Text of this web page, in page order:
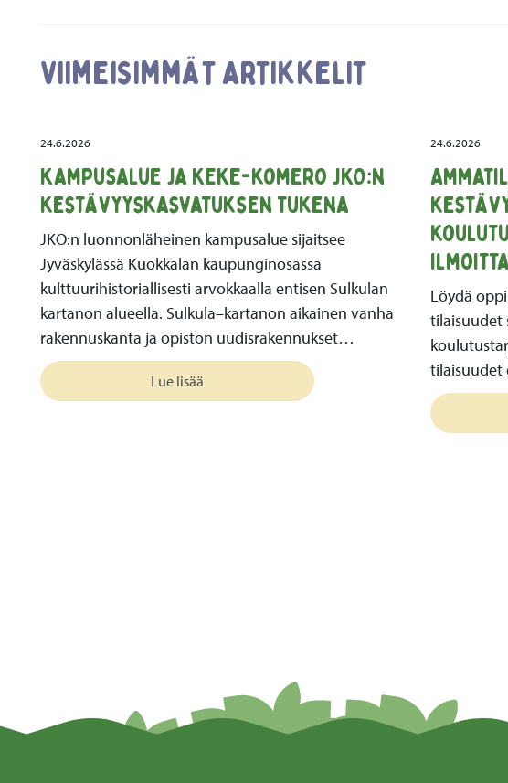
Viimeisimmät artikkelit
24.6.2026
Kampusalue ja KEKE-komero JKO:n
kestävyyskasvatuksen tukena
JKO:n luonnonläheinen kampusalue sijaitsee
Jyväskylässä Kuokkalan kaupunginosassa
kulttuurihistoriallisesti arvokkaalla entisen Sulkulan
kartanon alueella. Sulkula–kartanon aikainen vanha
rakennuskanta ja opiston uudisrakennukset…
Lue lisää
24.6.2026
Löydä
tilaisuudet
tilaisuudet